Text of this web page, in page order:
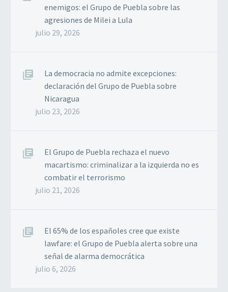
enemigos: el Grupo de Puebla sobre las
agresiones de Milei a Lula
julio 29, 2026
La democracia no admite excepciones:
declaración del Grupo de Puebla sobre
Nicaragua
julio 23, 2026
El Grupo de Puebla rechaza el nuevo
macartismo: criminalizar a la izquierda no es
combatir el terrorismo
julio 21, 2026
El 65% de los españoles cree que existe
lawfare: el Grupo de Puebla alerta sobre una
señal de alarma democrática
julio 6, 2026